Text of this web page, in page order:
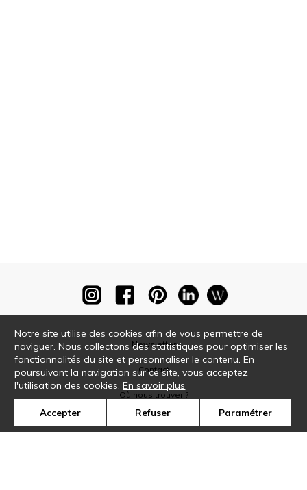
Newsletter
Contact
Où nous trouver ?
Notre site utilise des cookies afin de vous permettre de
naviguer. Nous collectons des statistiques pour optimiser les
fonctionnalités du site et personnaliser le contenu. En
poursuivant la navigation sur ce site, vous acceptez
l'utilisation des cookies.En savoir plus
Accepter Refuser Paramétrer